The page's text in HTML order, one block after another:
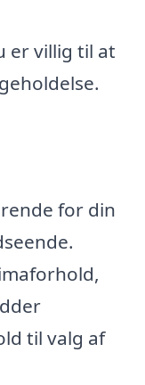
er villig til at
for din
til valg af